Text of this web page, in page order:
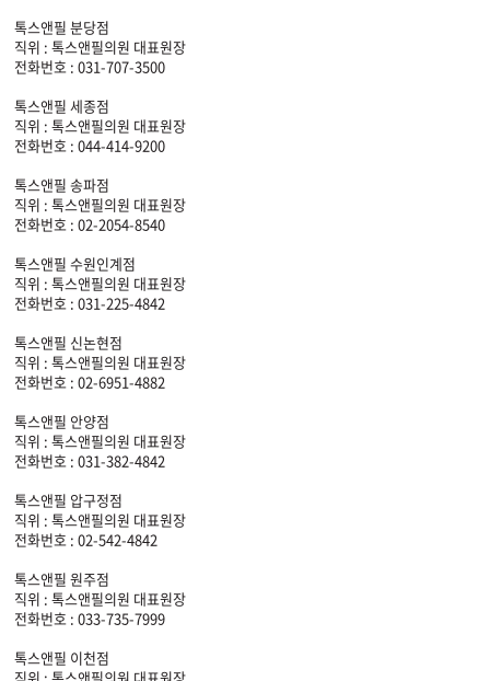
톡스앤필 분당점
직위 : 톡스앤필의원 대표원장
전화번호 : 031-707-3500
톡스앤필 세종점
직위 : 톡스앤필의원 대표원장
전화번호 : 044-414-9200
톡스앤필 송파점
직위 : 톡스앤필의원 대표원장
전화번호 : 02-2054-8540
톡스앤필 수원인계점
직위 : 톡스앤필의원 대표원장
전화번호 : 031-225-4842
톡스앤필 신논현점
직위 : 톡스앤필의원 대표원장
전화번호 : 02-6951-4882
톡스앤필 안양점
직위 : 톡스앤필의원 대표원장
전화번호 : 031-382-4842
톡스앤필 압구정점
직위 : 톡스앤필의원 대표원장
전화번호 : 02-542-4842
톡스앤필 원주점
직위 : 톡스앤필의원 대표원장
전화번호 : 033-735-7999
톡스앤필 이천점